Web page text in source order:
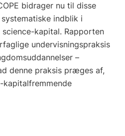
bidrager nu til disse
indblik i
kapital. Rapporten
undervisningspraksis
–
denne praksis præges af,
kapitalfremmende